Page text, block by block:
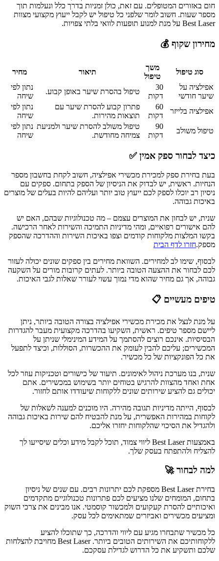
חום באזורים המטופלים. עם זאת, כולן זמניות בדרך כלל ונעלמות תוך
מספר שעות. חשוב לומר שלפני כל טיפול יש לקבל ייעוץ מקצועי מצוות
Best Laser על מנת למנוע תופעות לוואי בלתי צפויות.
מחירון שקוף 💰
סוג טיפול
משך
טיפול
תיאור
מחיר
אפילציה על
שיער חודשי
30
דקות
טיפול בהסרת שיער באופן קבוע.
נתון לפי
שיחה
אפילציה בלייזר
60
דקות
פתרון קבוע להסרת שיער עם
תוצאות מהירות.
נתון לפי
שיחה
טיפול משולב
90
דקות
טיפול משולב להסרת שיער ולמניעת
צמיחה מחודשת.
נתון לפי
שיחה
כיצד לבחור ספק אמין ✅
בעת בחירת ספק למכירת מכשירי אפילציה, חשוב לקחת בחשבון מספר
הנחיות. ראשית, יש לבדוק את הניסיון של הספק בתחום. ספקים עם
ניסיון רב יוכלו לספק לכם ייעוץ טוב יותר ועליהם להיות בעלים של מוצרים
באיכות גבוהה.
שנית, יש לבחון את המוצרים עצמם – מה טכנולוגיות שבהם, האם יש
להם אישורים רפואיים, ומהי מדיניות התמיכה והשירות לאחר הרכישה.
בקשו המלצות מלקוחות קודמים וצפו באיכות השירות וההדרכה שהספק
מספק.חזרו לדף הבית
לבסוף, שימו לב למחירים. השוואת מחירים בין ספקים שונים יכולה לעזור
לכם לבחור את ההצעה הטובה ביותר. לעתים קרובות מורים על השקעה
גבוהה, אך גם מחיר שהוא מדי נמוך עשוי לעורר שאלות לגבי האיכות.
טיפים מעשיים 📋
על מנת לנצל את מכירת מכשירי אפילציה בצורה הטובה ביותר, ניתן
ליישם מספר טיפים. ראשית, השקיעו בהדרכה מקצועית מעבר להגדרות
הבסיסיות. אינכם רוצים להסתמך על המידע המינימלי שניתן על
המכשירים; עליכם להבין לעומק את ההכשרות, הסוללות, וכיצד לתפעל
את כל הפונקציות של כל מכשיר.
שנית, בנו מערכת ניהול לאימונים. תיעוד של כישורים וטכניקות עוזר לכל
אחת ואחד מהצוות להרגיש בטוחים יותר בשימוש במכשירים. אתם
יכולים גם להציע שירותים שונים ללקוחות שיעודדו אותם לחזור.
לבסוף, הייתה מדיניות תגובה מהירה. היו מוכנים למענה לשאלות של
לקוחות במהירות האפשרית, על מנת להבטיח להם שירות באיכות גבוהה
ולהגדיל את הסיכוי שהלקוחות יחזרו אליכם.
באמצעות Best Laser ליווי צמוד, תוכל לקבל מידע וכלים שיסייעו לך
להצליח ולהתפתח בעסק שלך.
למה לבחור 🚀
בחירת Best Laser מספקת לכם יתרונות רבים. עם שנים של ניסיון
בתחום, המומחים שלנו מציעים לכם פתרונות טכנולוגיים מתקדמים
ואיכותיים להסרת קעקועים ולמכשור קוסמטי. אנו מבינים את צרכי השוק
ומציעים מכשירים ואביזרים שמתאימים לכל עסק.
כל מכשיר שתבחרו מגיע עם ליווי והדרכה, כך שתוכלו להציע
ללקוחותיכם את השירותים הטובים ביותר. Best Laser מחויבת להצלחות
שלכם ותשקיע את כל הדרוש לגדילת עסקכם.